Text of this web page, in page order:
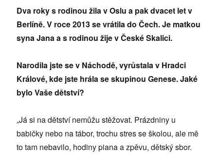
Dva roky s rodinou žila v Oslu a pak dvacet let v
Berlíně. V roce 2013 se vrátila do Čech. Je matkou
syna Jana a s rodinou žije v České Skalici.
Narodila jste se v Náchodě, vyrůstala v Hradci
Králové, kde jste hrála se skupinou Genese. Jaké
bylo Vaše dětství?
„Já si na dětství nemůžu stěžovat. Prázdniny u
babičky nebo na tábor, trochu stres se školou, ale mě
to tam nebavilo, hodiny piana a zpěvu, dětský sbor.